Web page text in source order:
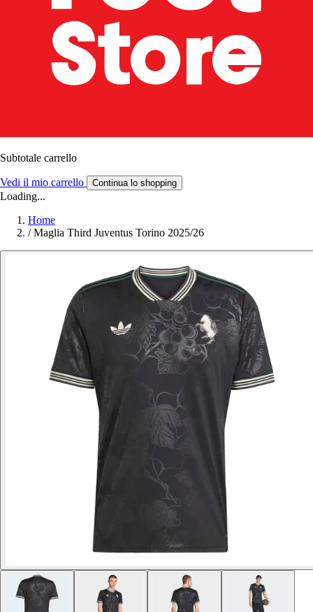
Subtotale carrello
Vedi il mio carrello Continua lo shopping
Loading...
Home
/ Maglia Third Juventus Torino 2025/26